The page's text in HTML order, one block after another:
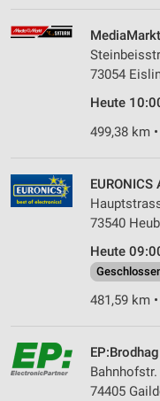
73054
Heute
499,38 km
73540
Heute
481,59 km
Bahnhofstr.
74405